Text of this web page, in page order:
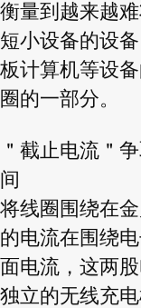
衡量到越来越
短小设备的设
板计算机等设
圈的一部分。
＂截止电流＂
间
将线圈围绕在
的电流在围绕
面电流，这两
独立的无线充